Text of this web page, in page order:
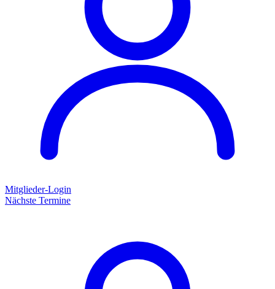
Mitglieder-Login
Nächste Termine